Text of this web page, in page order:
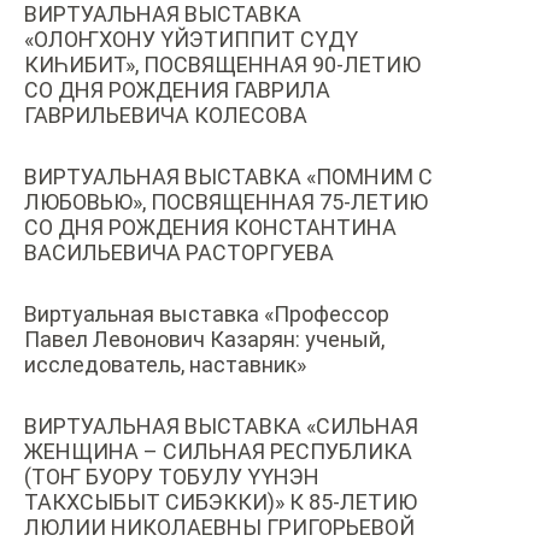
ВИРТУАЛЬНАЯ ВЫСТАВКА
«ОЛОҤХОНУ ҮЙЭТИППИТ СҮДҮ
КИҺИБИТ», ПОСВЯЩЕННАЯ 90-ЛЕТИЮ
СО ДНЯ РОЖДЕНИЯ ГАВРИЛА
ГАВРИЛЬЕВИЧА КОЛЕСОВА
ВИРТУАЛЬНАЯ ВЫСТАВКА «ПОМНИМ С
ЛЮБОВЬЮ», ПОСВЯЩЕННАЯ 75-ЛЕТИЮ
СО ДНЯ РОЖДЕНИЯ КОНСТАНТИНА
ВАСИЛЬЕВИЧА РАСТОРГУЕВА
Виртуальная выставка «Профессор
Павел Левонович Казарян: ученый,
исследователь, наставник»
ВИРТУАЛЬНАЯ ВЫСТАВКА «СИЛЬНАЯ
ЖЕНЩИНА – СИЛЬНАЯ РЕСПУБЛИКА
(ТОҤ БУОРУ ТОБУЛУ ҮҮНЭН
ТАКХСЫБЫТ СИБЭККИ)» К 85-ЛЕТИЮ
ЛЮЛИИ НИКОЛАЕВНЫ ГРИГОРЬЕВОЙ